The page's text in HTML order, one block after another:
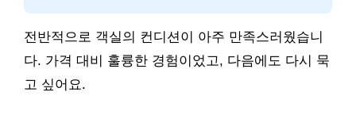
전반적으로 객실의 컨디션이 아주 만족스러웠습니
다. 가격 대비 훌륭한 경험이었고, 다음에도 다시 묵
고 싶어요.